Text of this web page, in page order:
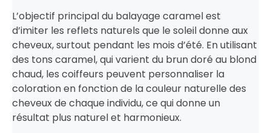
L’objectif principal du balayage caramel est
d’imiter les reflets naturels que le soleil donne aux
cheveux, surtout pendant les mois d’été. En utilisant
des tons caramel, qui varient du brun doré au blond
chaud, les coiffeurs peuvent personnaliser la
coloration en fonction de la couleur naturelle des
cheveux de chaque individu, ce qui donne un
résultat plus naturel et harmonieux.